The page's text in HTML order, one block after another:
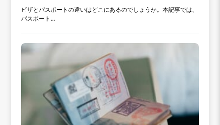
ビザとパスポートの違いはどこにあるのでしょうか。本記事では、
パスポート...